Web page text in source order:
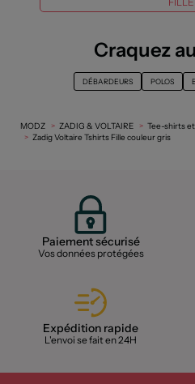
Craquez
DÉBARDEURS POLOS
MODZ ZADIG & VOLTAIRE Tee-shirts
Zadig Voltaire Tshirts Fille couleur gris
Paiement sécurisé
Vos données protégées
Expédition rapide
L'envoi se fait en 24H